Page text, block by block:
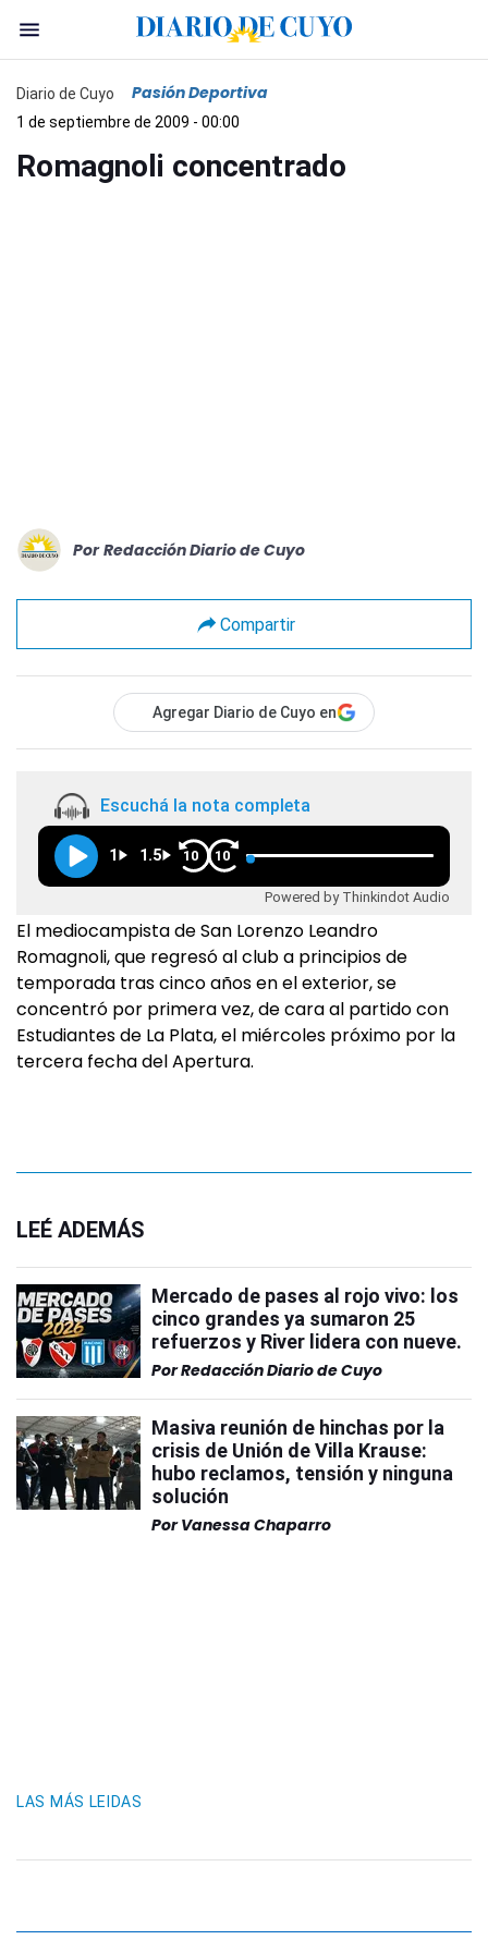
Diario de Cuyo Pasión Deportiva
1 de septiembre de 2009 - 00:00
Romagnoli concentrado
Por Redacción Diario de Cuyo
Compartir
Agregar Diario de Cuyo en
Escuchá la nota completa
1 1.5 10 10
Powered by Thinkindot Audio
El mediocampista de San Lorenzo Leandro
Romagnoli, que regresó al club a principios de
temporada tras cinco años en el exterior, se
concentró por primera vez, de cara al partido con
Estudiantes de La Plata, el miércoles próximo por la
tercera fecha del Apertura.
LEÉ ADEMÁS
Mercado de pases al rojo vivo: los
cinco grandes ya sumaron 25
refuerzos y River lidera con nueve.
PorRedacción Diario de Cuyo
Masiva reunión de hinchas por la
crisis de Unión de Villa Krause:
hubo reclamos, tensión y ninguna
solución
Por Vanessa Chaparro
LAS MÁS LEIDAS